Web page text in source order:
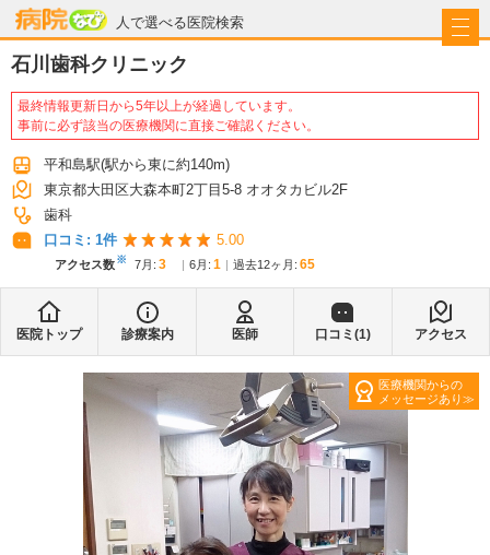
人で選べる医院検索
病院なび
石川歯科クリニック
最終情報更新日から5年以上が経過しています。
事前に必ず該当の医療機関に直接ご確認ください。
平和島駅(駅から東に約140m)
東京都大田区大森本町2丁目5-8 オオタカビル2F
歯科
口コミ: 1件 5.00
アクセス数※ 7月 : 3 6月 : 1 過去12ヶ月: 65
医院トップ 診療案内 医師 口コミ(1) アクセス
医療機関からの
メッセージあり